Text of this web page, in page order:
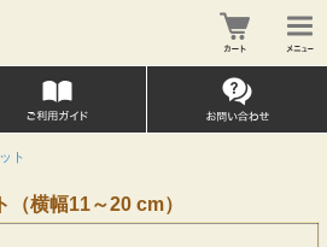
ト
横幅11～20 cm）